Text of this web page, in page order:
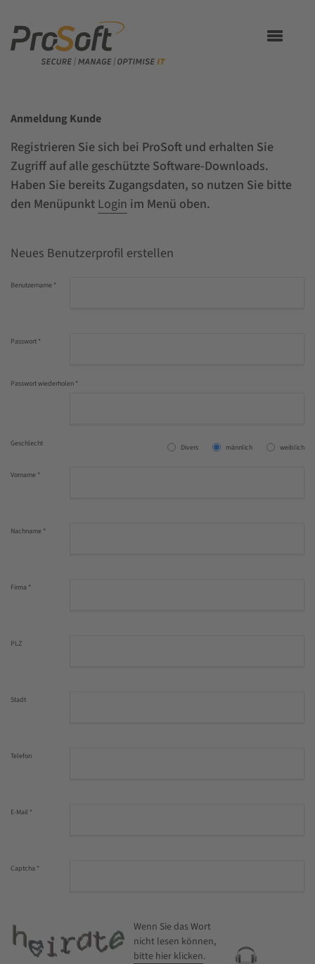
Toggle
Anmeldung Kunde
Registrieren Sie sich bei ProSoft und erhalten Sie
Zugriff auf alle geschützte Software-Downloads.
Haben Sie bereits Zugangsdaten, so nutzen Sie bitte
den Menüpunkt Login im Menü oben.
Neues Benutzerprofil erstellen
Benutzername *
Passwort *
Passwort wiederholen *
Geschlecht weiblich
männlich
Divers
Vorname *
Nachname *
Firma *
PLZ
Stadt
Telefon
E-Mail *
Captcha *
Wenn Sie das Wort
nicht lesen können,
bitte hier klicken.